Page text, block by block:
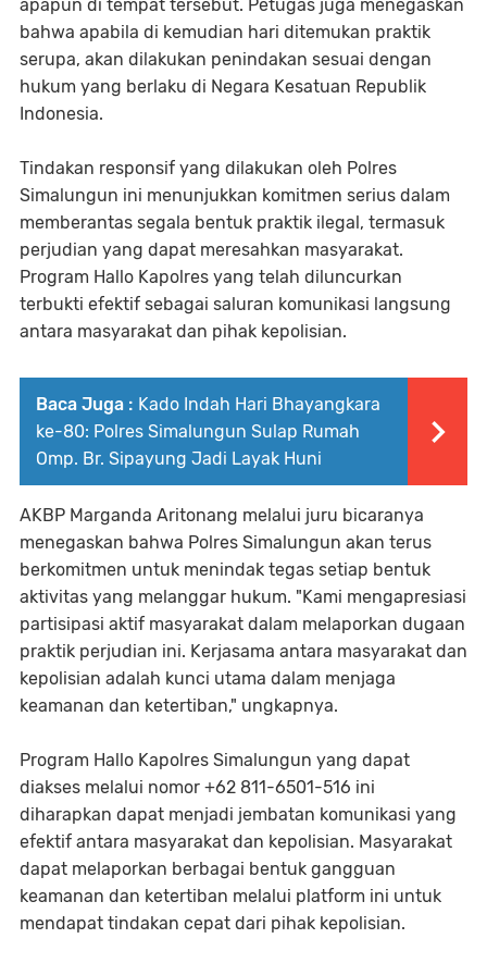
apapun di tempat tersebut. Petugas juga menegaskan
bahwa apabila di kemudian hari ditemukan praktik
serupa, akan dilakukan penindakan sesuai dengan
hukum yang berlaku di Negara Kesatuan Republik
Indonesia.
Tindakan responsif yang dilakukan oleh Polres
Simalungun ini menunjukkan komitmen serius dalam
memberantas segala bentuk praktik ilegal, termasuk
perjudian yang dapat meresahkan masyarakat.
Program Hallo Kapolres yang telah diluncurkan
terbukti efektif sebagai saluran komunikasi langsung
antara masyarakat dan pihak kepolisian.
Baca Juga : Kado Indah Hari Bhayangkara
ke-80: Polres Simalungun Sulap Rumah
Omp. Br. Sipayung Jadi Layak Huni
AKBP Marganda Aritonang melalui juru bicaranya
menegaskan bahwa Polres Simalungun akan terus
berkomitmen untuk menindak tegas setiap bentuk
aktivitas yang melanggar hukum. "Kami mengapresiasi
partisipasi aktif masyarakat dalam melaporkan dugaan
praktik perjudian ini. Kerjasama antara masyarakat dan
kepolisian adalah kunci utama dalam menjaga
keamanan dan ketertiban," ungkapnya.
Program Hallo Kapolres Simalungun yang dapat
diakses melalui nomor +62 811-6501-516 ini
diharapkan dapat menjadi jembatan komunikasi yang
efektif antara masyarakat dan kepolisian. Masyarakat
dapat melaporkan berbagai bentuk gangguan
keamanan dan ketertiban melalui platform ini untuk
mendapat tindakan cepat dari pihak kepolisian.